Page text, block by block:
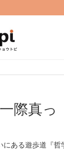
際真っ
ある遊歩道『哲